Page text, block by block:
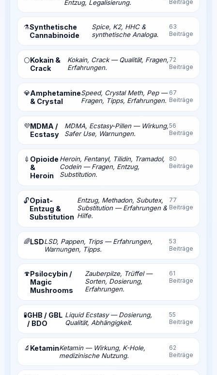
Entzug, Legalisierung.
Beiträge
⚗️Synthetische
Cannabinoide
Spice, K2, HHC &
synthetische Analoga.
63
Beiträge
⚪Kokain &
Crack
Kokain, Crack — Qualität, Fragen,
Erfahrungen.
72
Beiträge
💎Amphetamine
& Crystal
Speed, Crystal Meth, Pep —
Fragen, Tipps, Erfahrungen.
67
Beiträge
💜MDMA /
Ecstasy
MDMA, Ecstasy-Pillen — Wirkung,
Safer Use, Warnungen.
56
Beiträge
💉 Opioide
&
Heroin
Heroin, Fentanyl, Tilidin, Tramadol,
Codein — Fragen, Entzug,
Substitution.
80
Beiträge
🔓Opiat-
Entzug &
Substitution
Entzug, Methadon, Subutex,
Substitution — Erfahrungen &
Hilfe.
77
Beiträge
🌈LSDLSD, Pappen, Trips — Erfahrungen,
Warnungen, Tipps.
53
Beiträge
🍄Psilocybin /
Magic
Mushrooms
Zauberpilze, Trüffel —
Sorten, Dosierung,
Erfahrungen.
61
Beiträge
🧪GHB / GBL
/ BDO
Liquid Ecstasy — Dosierung,
Qualität, Abhängigkeit.
55
Beiträge
🔬 KetaminKetamin — Wirkung, K-Hole,
medizinische Nutzung.
62
Beiträge